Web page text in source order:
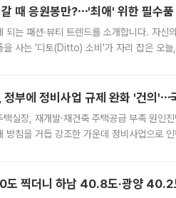
때 응원봉만?⋯'최애' 위한 필수
되는 패션·뷰티 트렌드를 소개합니다. 자
을 사는 '디토(Ditto) 소비'가 자리 잡은 오
정부에 정비사업 규제 완화 '건의
택실장, 재개발·재건축 주택공급 부족 원인
방침을 거듭 강조한 가운데 정비사업으로
도 찍더니 하남 40.8도·광양